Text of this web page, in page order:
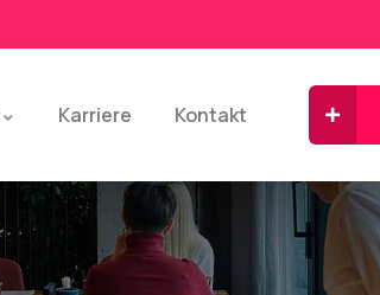
Karriere Kontakt